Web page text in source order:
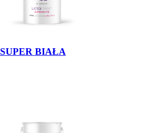
SUPER BIAŁA